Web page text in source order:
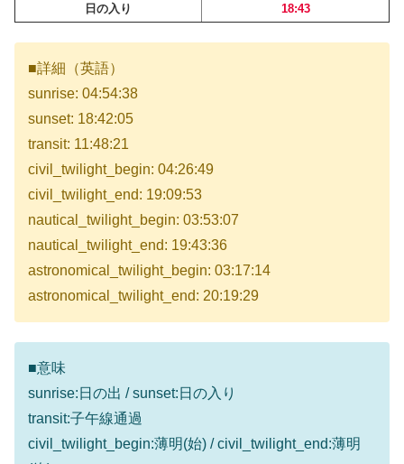
日の入り
18:43
■詳細（英語）
sunrise: 04:54:38
sunset: 18:42:05
transit: 11:48:21
civil_twilight_begin: 04:26:49
civil_twilight_end: 19:09:53
nautical_twilight_begin: 03:53:07
nautical_twilight_end: 19:43:36
astronomical_twilight_begin: 03:17:14
astronomical_twilight_end: 20:19:29
■意味
sunrise:日の出 / sunset:日の入り
transit:子午線通過
civil_twilight_begin:薄明(始) / civil_twilight_end:薄明